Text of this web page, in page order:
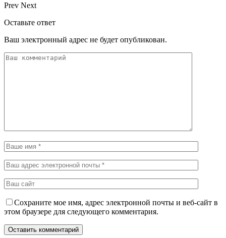
Prev Next
Оставьте ответ
Ваш электронный адрес не будет опубликован.
Сохраните мое имя, адрес электронной почты и веб-сайт в
этом браузере для следующего комментария.